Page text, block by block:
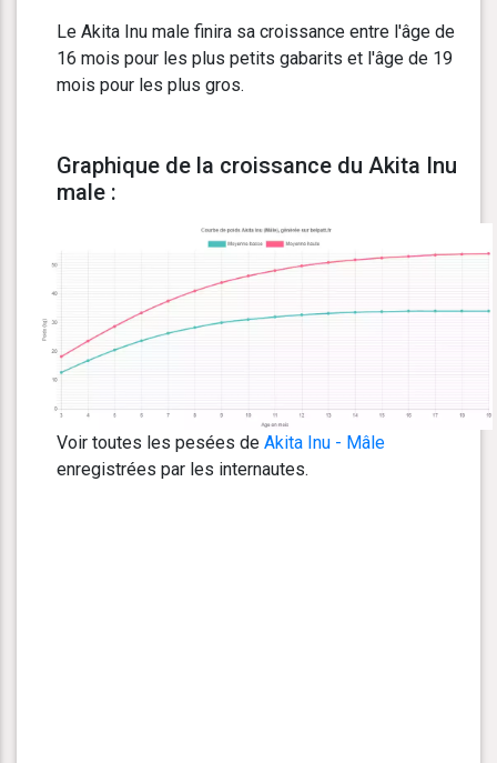
Le Akita Inu male finira sa croissance entre l'âge de
16 mois pour les plus petits gabarits et l'âge de 19
mois pour les plus gros.
Graphique de la croissance du Akita Inu
male :
Voir toutes les pesées de Akita Inu - Mâle
enregistrées par les internautes.